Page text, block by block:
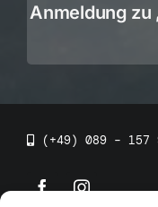
Anmeldung zu
(+49) 089 – 157